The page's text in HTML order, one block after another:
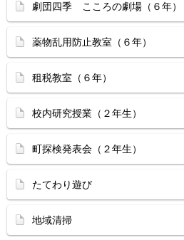
劇団四季 こころの劇場（６年）
薬物乱用防止教室（６年）
租税教室（６年）
校内研究授業（２年生）
町探検発表会（２年生）
たてわり遊び
地域清掃